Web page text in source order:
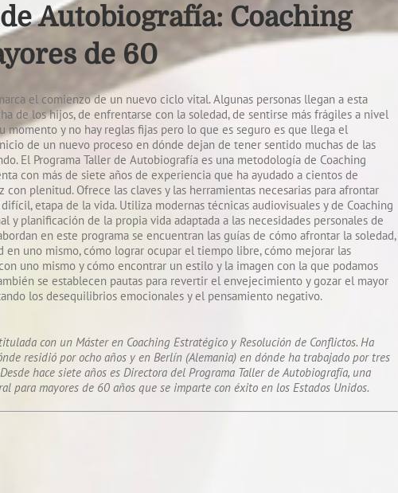
Autobiografía: Coaching
de 60
el comienzo de un nuevo ciclo vital. Algunas personas llegan a esta
de los hijos, de enfrentarse con la soledad, de sentirse más frágiles a nivel
momento y no hay reglas fijas pero lo que es seguro es que llega el
de un nuevo proceso en dónde dejan de tener sentido muchas de las
El Programa Taller de Autobiografía es una metodología de Coaching
con más de siete años de experiencia que ha ayudado a cientos de
con plenitud. Ofrece las claves y las herramientas necesarias para afrontar
etapa de la vida. Utiliza modernas técnicas audiovisuales y de Coaching
y planificación de la propia vida adaptada a las necesidades personales de
en este programa se encuentran las guías de cómo afrontar la soledad,
en uno mismo, cómo lograr ocupar el tiempo libre, cómo mejorar las
uno mismo y cómo encontrar un estilo y la imagen con la que podamos
se establecen pautas para revertir el envejecimiento y gozar el mayor
los desequilibrios emocionales y el pensamiento negativo.
con un Máster en Coaching Estratégico y Resolución de Conflictos. Ha
residió por ocho años y en Berlín (Alemania) en dónde ha trabajado por tres
hace siete años es Directora del Programa Taller de Autobiografía, una
para mayores de 60 años que se imparte con éxito en los Estados Unidos.